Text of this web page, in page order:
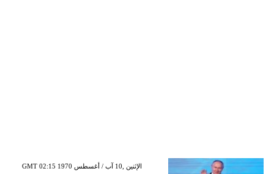
GMT 02:15 1970 الإثنين ,10 آب / أغسطس